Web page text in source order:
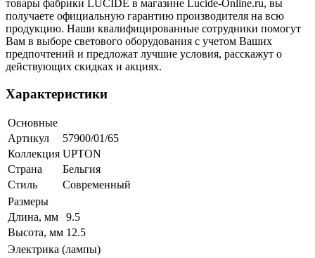
товары фабрики LUCIDE в магазине Lucide-Online.ru, вы
получаете официальную гарантию производителя на всю
продукцию. Наши квалифицированные сотрудники помогут
Вам в выборе светового оборудования с учетом Ваших
предпочтений и предложат лучшие условия, расскажут о
действующих скидках и акциях.
Характеристики
Основные
Артикул
57900/01/65
Коллекция UPTON
Страна
Бельгия
Стиль
Современный
Размеры
Длина, мм
9.5
Высота, мм 12.5
Электрика (лампы)